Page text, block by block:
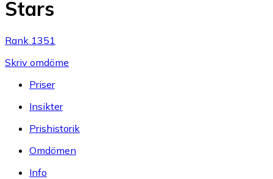
Stars
Rank 1351
Skriv omdöme
Priser
Insikter
Prishistorik
Omdömen
Info